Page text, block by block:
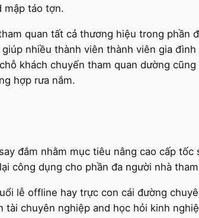
mập táo tợn.
quan tất cả thương hiệu trong phần
nhiều thành viên thành viên gia
khách chuyến tham quan dường
hợp rưa nắm.
đắm nhằm mục tiêu nâng cao cấp
công dụng cho phần đa người nhà
lễ offline hay trực con cái đường
chuyên nghiệp and học hỏi kinh